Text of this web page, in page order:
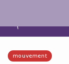
mouvement